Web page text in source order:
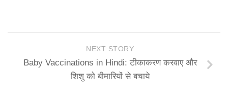
NEXT STORY
Baby Vaccinations in Hindi: टीकाकरण करवाए और
शिशु को बीमारियों से बचाये